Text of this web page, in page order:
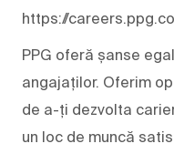
https://
PPG oferă șanse
angajaților. Oferim
de a-ți dezvolta
un loc de muncă